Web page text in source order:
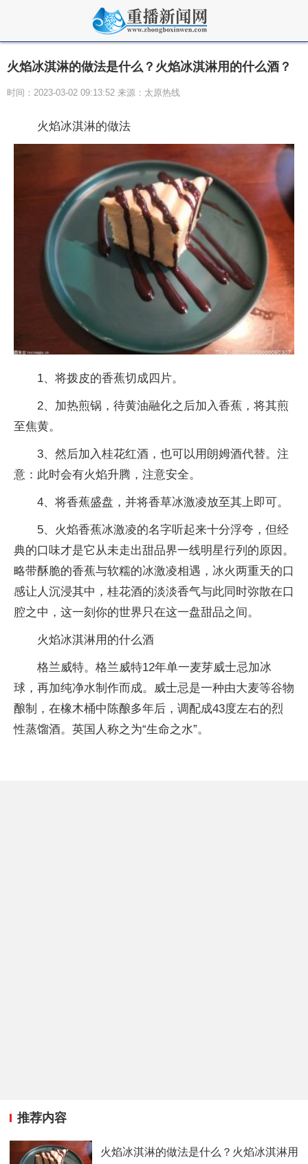
火焰冰淇淋的做法是什么？火焰冰淇淋用的什么酒？
时间：2023-03-02 09:13:52 来源：太原热线
火焰冰淇淋的做法
1、将拨皮的香蕉切成四片。
2、加热煎锅，待黄油融化之后加入香蕉，将其煎
至焦黄。
3、然后加入桂花红酒，也可以用朗姆酒代替。注
意：此时会有火焰升腾，注意安全。
4、将香蕉盛盘，并将香草冰激凌放至其上即可。
5、火焰香蕉冰激凌的名字听起来十分浮夸，但经
典的口味才是它从未走出甜品界一线明星行列的原因。
略带酥脆的香蕉与软糯的冰激凌相遇，冰火两重天的口
感让人沉浸其中，桂花酒的淡淡香气与此同时弥散在口
腔之中，这一刻你的世界只在这一盘甜品之间。
火焰冰淇淋用的什么酒
格兰威特。格兰威特12年单一麦芽威士忌加冰
球，再加纯净水制作而成。威士忌是一种由大麦等谷物
酿制，在橡木桶中陈酿多年后，调配成43度左右的烈
性蒸馏酒。英国人称之为“生命之水”。
推荐内容
火焰冰淇淋的做法是什么？火焰冰淇淋用